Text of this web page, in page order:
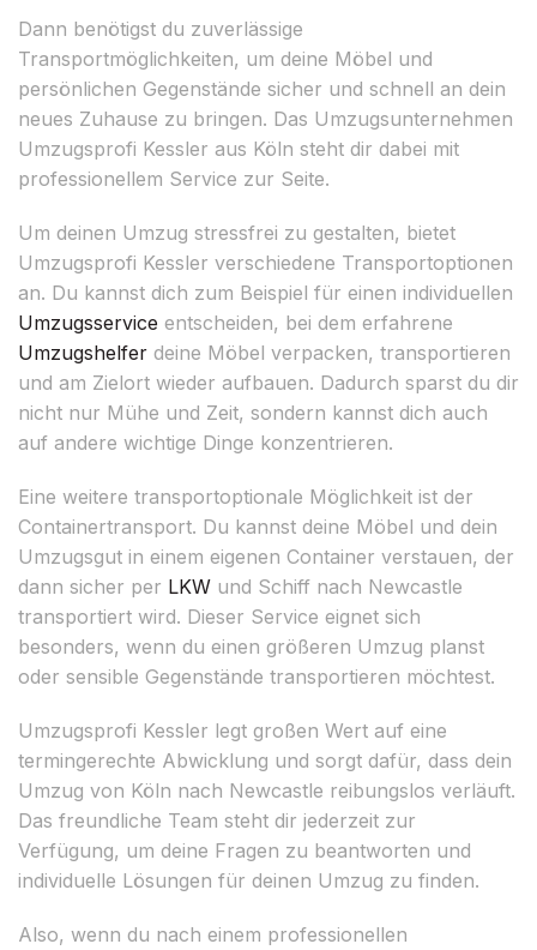
Dann benötigst du zuverlässige
Transportmöglichkeiten, um deine Möbel und
persönlichen Gegenstände sicher und schnell an dein
neues Zuhause zu bringen. Das Umzugsunternehmen
Umzugsprofi Kessler aus Köln steht dir dabei mit
professionellem Service zur Seite.
Um deinen Umzug stressfrei zu gestalten, bietet
Umzugsprofi Kessler verschiedene Transportoptionen
an. Du kannst dich zum Beispiel für einen individuellen
Umzugsservice entscheiden, bei dem erfahrene
Umzugshelfer deine Möbel verpacken, transportieren
und am Zielort wieder aufbauen. Dadurch sparst du dir
nicht nur Mühe und Zeit, sondern kannst dich auch
auf andere wichtige Dinge konzentrieren.
Eine weitere transportoptionale Möglichkeit ist der
Containertransport. Du kannst deine Möbel und dein
Umzugsgut in einem eigenen Container verstauen, der
dann sicher per LKW und Schiff nach Newcastle
transportiert wird. Dieser Service eignet sich
besonders, wenn du einen größeren Umzug planst
oder sensible Gegenstände transportieren möchtest.
Umzugsprofi Kessler legt großen Wert auf eine
termingerechte Abwicklung und sorgt dafür, dass dein
Umzug von Köln nach Newcastle reibungslos verläuft.
Das freundliche Team steht dir jederzeit zur
Verfügung, um deine Fragen zu beantworten und
individuelle Lösungen für deinen Umzug zu finden.
Also, wenn du nach einem professionellen